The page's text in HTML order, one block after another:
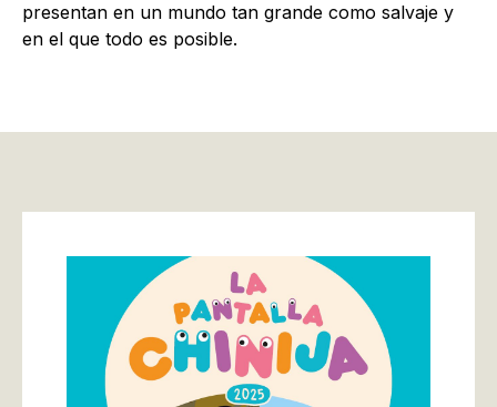
presentan en un mundo tan grande como salvaje y
en el que todo es posible.